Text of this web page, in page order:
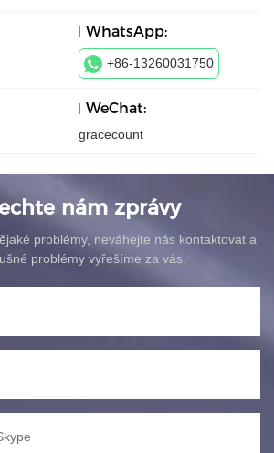
WhatsApp:
+86-13260031750
WeChat:
gracecount
nám zprávy
problémy, neváhejte nás kontaktovat a
problémy vyřešíme za vás.